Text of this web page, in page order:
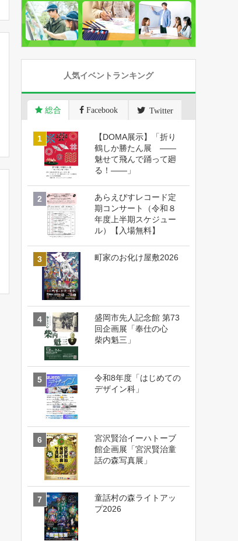
人気イベントランキング
総合 Facebook Twitter
【DOMA展示】「折り
鶴しか勝たん展 ――
魅せて飛んで踊って廻
る！――」
あらえびすレコード定
期コンサート（令和８
年度上半期スケジュー
ル）【入場無料】
町家のお化け屋敷2026
盛岡市先人記念館 第73
回企画展「奉仕の心
柴内魁三」
令和8年度「はじめての
デザイン科」
宮沢賢治イーハトーブ
館企画展「宮沢賢治童
話の森写真展」
童話村の森ライトアッ
プ2026